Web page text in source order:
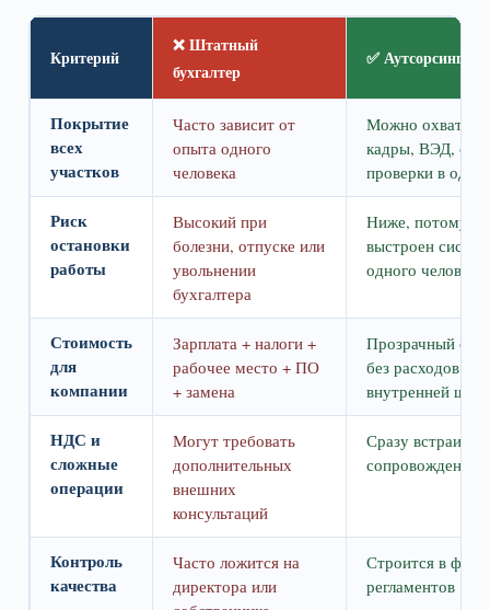
Критерий
❌ Штатный
бухгалтер
✅ Аутсорсинг
Покрытие
всех
участков
Часто зависит от
опыта одного
человека
Можно
кадры, ВЭД,
проверки в
Риск
остановки
работы
Высокий при
болезни, отпуске или
увольнении
бухгалтера
Ниже, потому
выстроен
одного человека
Стоимость
для
компании
Зарплата + налоги +
рабочее место + ПО
+ замена
Прозрачный
без расходов на
внутренней
НДС и
сложные
операции
Могут требовать
дополнительных
внешних
консультаций
Сразу
сопровождение
Контроль
качества
Часто ложится на
директора или
Строится в
регламентов